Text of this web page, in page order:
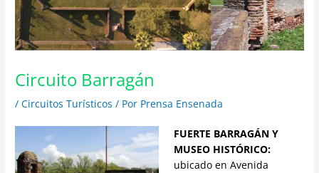
Circuito Barragán
/Circuitos Turísticos / Por Prensa Ensenada
FUERTE BARRAGÁN Y
MUSEO HISTÓRICO:
ubicado en Avenida